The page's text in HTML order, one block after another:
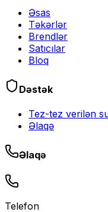
Əsas
Təkərlər
Brendlər
Satıcılar
Bloq
Dəstək
Tez-tez verilən
Əlaqə
Əlaqə
Telefon